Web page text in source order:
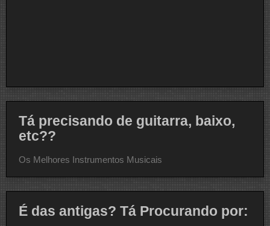
Tá precisando de guitarra, baixo,
etc??
Os Melhores Instrumentos Musicais
É das antigas? Tá Procurando por: